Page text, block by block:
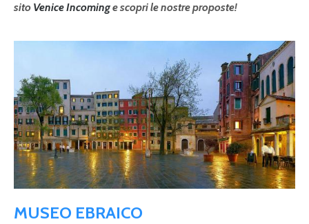
sito Venice Incominge scopri le nostre proposte!
MUSEO EBRAICO